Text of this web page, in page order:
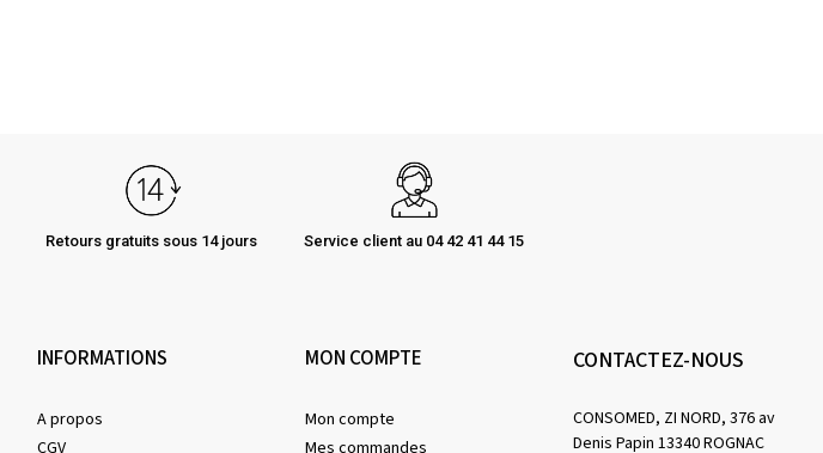
Retours gratuits sous 14 jours Service client au 04 42 41 44 15
INFORMATIONS
A propos
MON COMPTE
Mon compte
CONTACTEZ-NOUS
CONSOMED, ZI NORD, 376 av
Denis Papin 13340 ROGNAC